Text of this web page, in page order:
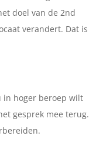
doel van de 2nd
verandert. Dat is
in hoger beroep wilt
gesprek mee terug.